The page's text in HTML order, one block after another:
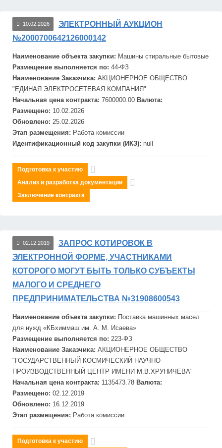
10.02.2026
ЭЛЕКТРОННЫЙ АУКЦИОН
№2000700642126000142
Наименование объекта закупки: Машины стиральные бытовые
Размещение выполняется по: 44-ФЗ
Наименование Заказчика: АКЦИОНЕРНОЕ ОБЩЕСТВО
"ЕДИНАЯ ЭЛЕКТРОСЕТЕВАЯ КОМПАНИЯ"
Начальная цена контракта: 7600000.00 Валюта:
Размещено: 10.02.2026
Обновлено: 25.02.2026
Этап размещения: Работа комиссии
Идентификационный код закупки (ИКЗ): null
Подготовка к участию
Анализ и разработка документации
Заключение контракта
02.12.2019
ЗАПРОС КОТИРОВОК В
ЭЛЕКТРОННОЙ ФОРМЕ, УЧАСТНИКАМИ
КОТОРОГО МОГУТ БЫТЬ ТОЛЬКО СУБЪЕКТЫ
МАЛОГО И СРЕДНЕГО
ПРЕДПРИНИМАТЕЛЬСТВА №31908600543
Наименование объекта закупки: Поставка машинных масел
для нужд «КБхиммаш им. А. М. Исаева»
Размещение выполняется по: 223-ФЗ
Наименование Заказчика: АКЦИОНЕРНОЕ ОБЩЕСТВО
"ГОСУДАРСТВЕННЫЙ КОСМИЧЕСКИЙ НАУЧНО-
ПРОИЗВОДСТВЕННЫЙ ЦЕНТР ИМЕНИ М.В.ХРУНИЧЕВА"
Начальная цена контракта: 1135473.78 Валюта:
Размещено: 02.12.2019
Обновлено: 16.12.2019
Этап размещения: Работа комиссии
Подготовка к участию